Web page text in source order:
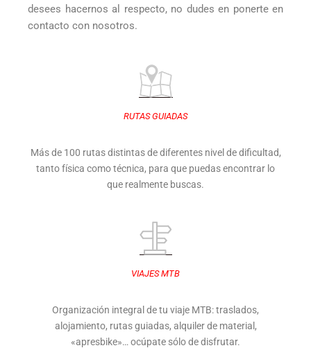
desees hacernos al respecto, no dudes en ponerte en
contacto con nosotros.
RUTAS GUIADAS
Más de 100 rutas distintas de diferentes nivel de dificultad,
tanto física como técnica, para que puedas encontrar lo
que realmente buscas.
VIAJES MTB
Organización integral de tu viaje MTB: traslados,
alojamiento, rutas guiadas, alquiler de material,
«apresbike»… ocúpate sólo de disfrutar.